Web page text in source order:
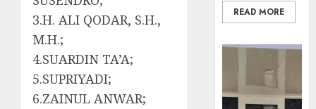
3.H. ALI QODAR, S.H.,
M.H.;
4.SUARDIN TA’A;
5.SUPRIYADI;
6.ZAINUL ANWAR;
READ MORE